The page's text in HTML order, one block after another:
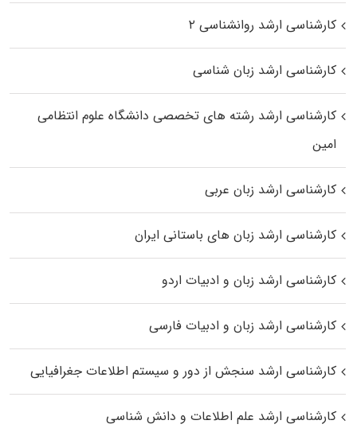
کارشناسی ارشد روانشناسی ۲
کارشناسی ارشد زبان شناسی
کارشناسی ارشد رﺷﺘﻪ ﻫﺎی تخصصی داﻧﺸﮕﺎه ﻋﻠﻮم انتظامی
اﻣﻴﻦ
کارشناسی ارشد زبان عربی
کارشناسی ارشد زبان‌ های باستانی ایران
کارشناسی ارشد زبان و ادبیات اردو
کارشناسی ارشد زبان و ادبیات فارسی
کارشناسی ارشد سنجش از دور و سیستم اطلاعات جغرافیایی
کارشناسی ارشد علم اطلاعات و دانش شناسی